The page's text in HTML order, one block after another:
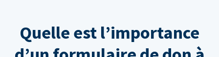
Quelle est l’importance